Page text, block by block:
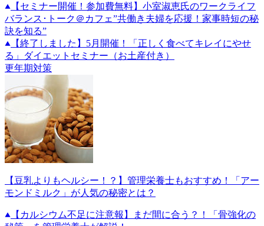
【セミナー開催！参加費無料】小室淑恵氏のワークライフ
バランス･トーク＠カフェ”共働き夫婦を応援！家事時短の秘
訣を知る”
【終了しました】5月開催！「正しく食べてキレイにやせ
る」ダイエットセミナー（お土産付き）
更年期対策
【豆乳よりもヘルシー！？】管理栄養士もおすすめ！「アー
モンドミルク」が人気の秘密とは？
【カルシウム不足に注意報】まだ間に合う？！「骨強化の